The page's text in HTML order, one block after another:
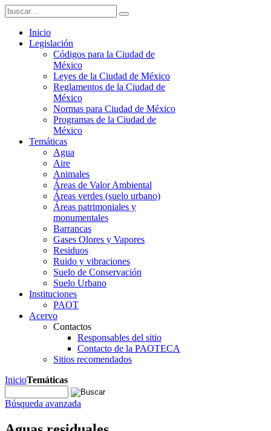
Inicio
Legislación
Códigos para la Ciudad de
México
Leyes de la Ciudad de México
Reglamentos de la Ciudad de
México
Normas para Ciudad de México
Programas de la Ciudad de
México
Temáticas
Agua
Aire
Animales
Áreas de Valor Ambiental
Áreas verdes (suelo urbano)
Áreas patrimoniales y
monumentales
Barrancas
Gases Olores y Vapores
Residuos
Ruido y vibraciones
Suelo de Conservación
Suelo Urbano
Instituciones
PAOT
Acervo
Contactos
Responsables del sitio
Contacto de la PAOTECA
Sitios recomendados
InicioTemáticas
Búsqueda avanzada